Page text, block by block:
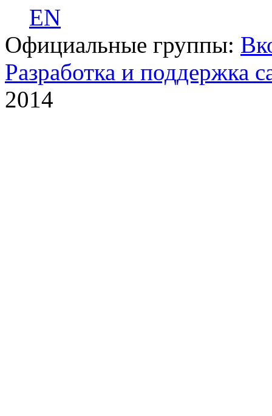
EN
Официальные группы:
Разработка и поддержка
2014